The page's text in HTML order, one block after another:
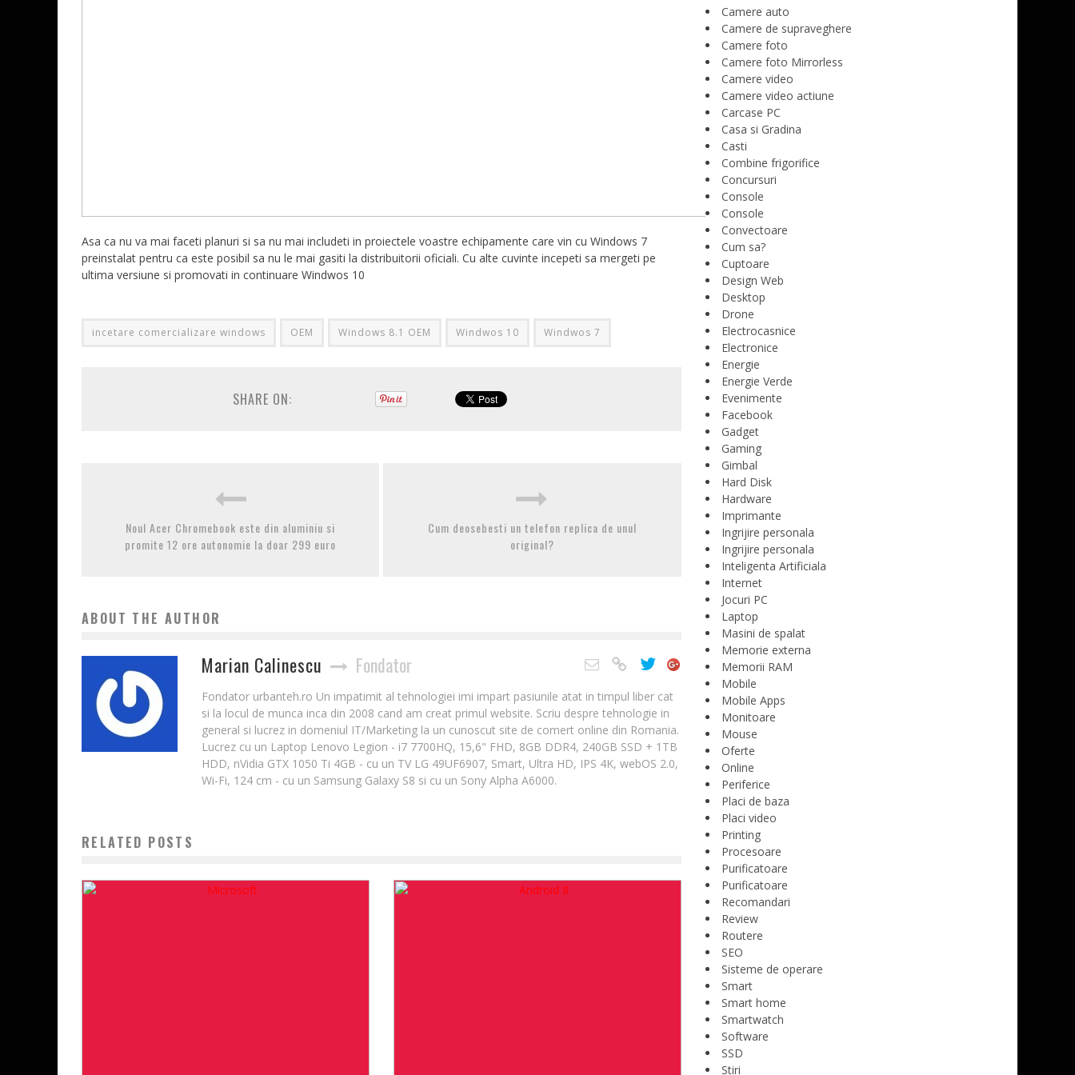
Asa ca nu va mai faceti planuri si sa nu mai includeti in proiectele voastre echipamente care vin cu Windows 7
preinstalat pentru ca este posibil sa nu le mai gasiti la distribuitorii oficiali. Cu alte cuvinte incepeti sa mergeti pe
ultima versiune si promovati in continuare Windwos 10
incetare comercializare windows OEM Windows 8.1 OEM Windwos 10 Windwos 7
SHARE ON:
Noul Acer Chromebook este din aluminiu si
promite 12 ore autonomie la doar 299 euro
Cum deosebesti un telefon replica de unul
original?
ABOUT THE AUTHOR
Marian Calinescu Fondator
Fondator urbanteh.ro Un impatimit al tehnologiei imi impart pasiunile atat in timpul liber cat
si la locul de munca inca din 2008 cand am creat primul website. Scriu despre tehnologie in
general si lucrez in domeniul IT/Marketing la un cunoscut site de comert online din Romania.
Lucrez cu un Laptop Lenovo Legion - i7 7700HQ, 15,6" FHD, 8GB DDR4, 240GB SSD + 1TB
HDD, nVidia GTX 1050 Ti 4GB - cu un TV LG 49UF6907, Smart, Ultra HD, IPS 4K, webOS 2.0,
Wi-Fi, 124 cm - cu un Samsung Galaxy S8 si cu un Sony Alpha A6000.
RELATED POSTS
Camere auto
Camere de supraveghere
Camere foto
Camere foto Mirrorless
Camere video
Camere video actiune
Carcase PC
Casa si Gradina
Casti
Combine frigorifice
Concursuri
Console
Console
Convectoare
Cum sa?
Cuptoare
Design Web
Desktop
Drone
Electrocasnice
Electronice
Energie
Energie Verde
Evenimente
Facebook
Gadget
Gaming
Gimbal
Hard Disk
Hardware
Imprimante
Ingrijire personala
Ingrijire personala
Inteligenta Artificiala
Internet
Jocuri PC
Laptop
Masini de spalat
Memorie externa
Memorii RAM
Mobile
Mobile Apps
Monitoare
Mouse
Oferte
Online
Periferice
Placi de baza
Placi video
Printing
Procesoare
Purificatoare
Purificatoare
Recomandari
Review
Routere
SEO
Sisteme de operare
Smart
Smart home
Smartwatch
Software
SSD
Stiri